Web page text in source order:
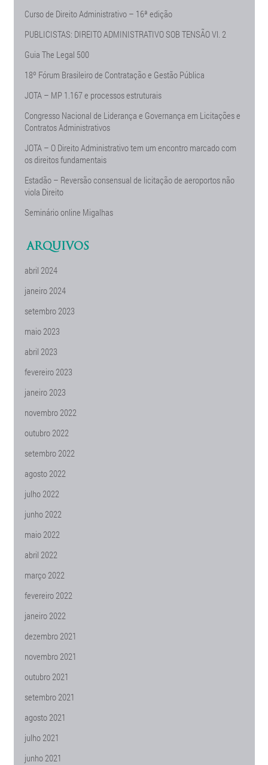
Curso de Direito Administrativo – 16ª edição
PUBLICISTAS: DIREITO ADMINISTRATIVO SOB TENSÃO Vl. 2
Guia The Legal 500
18º Fórum Brasileiro de Contratação e Gestão Pública
JOTA – MP 1.167 e processos estruturais
Congresso Nacional de Liderança e Governança em Licitações e
Contratos Administrativos
JOTA – O Direito Administrativo tem um encontro marcado com
os direitos fundamentais
Estadão – Reversão consensual de licitação de aeroportos não
viola Direito
Seminário online Migalhas
ARQUIVOS
abril 2024
janeiro 2024
setembro 2023
maio 2023
abril 2023
fevereiro 2023
janeiro 2023
novembro 2022
outubro 2022
setembro 2022
agosto 2022
julho 2022
junho 2022
maio 2022
abril 2022
março 2022
fevereiro 2022
janeiro 2022
dezembro 2021
novembro 2021
outubro 2021
setembro 2021
agosto 2021
julho 2021
junho 2021